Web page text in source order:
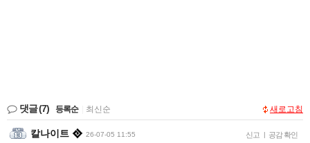
댓글(7) 등록순 최신순 새로고침
칼나이트 26-07-05 11:55 신고 | 공감 확인